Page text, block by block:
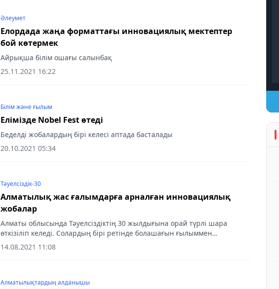
Әлеумет
Елордада жаңа форматтағы инновациялық мектептер
бой көтермек
Айрықша білім ошағы салынбақ
25.11.2021 16:22
Білім және ғылым
Елімізде Nobel Fest өтеді
Беделді жобалардың бірі келесі аптада басталады
20.10.2021 05:34
Тәуелсіздік-30
Алматылық жас ғалымдарға арналған инновациялық
жобалар
Алматы облысында Тәуелсіздіктің 30 жылдығына орай түрлі шара
өткізіліп келеді. Солардың бірі ретінде болашағын ғылыммен
байланыстыратын жас дарындарды қолдау мақсатында
ұйымдастырылған «Жас ғалым»...
14.08.2021 11:08
Алматылықтардың алданышы